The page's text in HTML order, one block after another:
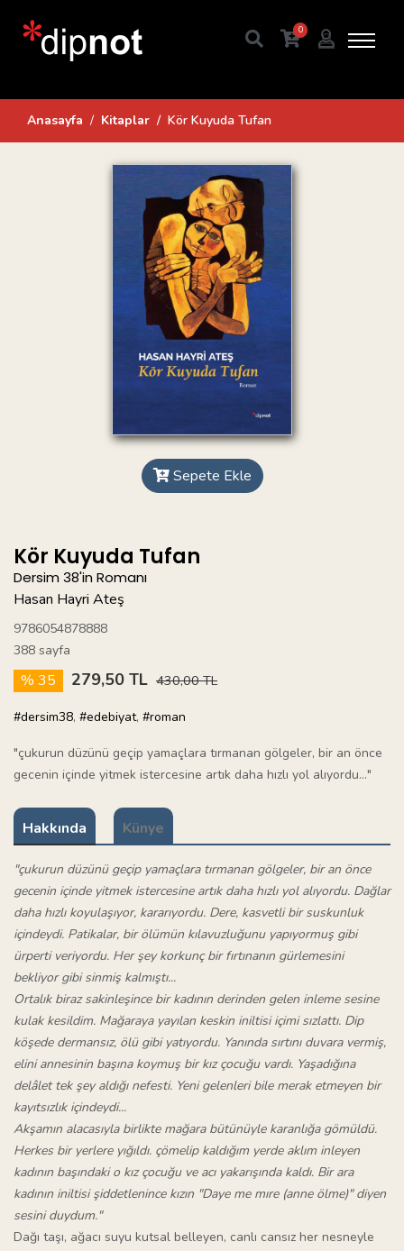
0
Anasayfa Kitaplar Kör Kuyuda Tufan
Sepete Ekle
Kör Kuyuda Tufan
Dersim 38'in Romanı
Hasan Hayri Ateş
9786054878888
388 sayfa
% 35 279,50 TL 430,00 TL
#dersim38, #edebiyat, #roman
"çukurun düzünü geçip yamaçlara tırmanan gölgeler, bir an önce
gecenin içinde yitmek istercesine artık daha hızlı yol alıyordu..."
Hakkında Künye
"çukurun düzünü geçip yamaçlara tırmanan gölgeler, bir an önce
gecenin içinde yitmek istercesine artık daha hızlı yol alıyordu. Dağlar
daha hızlı koyulaşıyor, kararıyordu. Dere, kasvetli bir suskunluk
içindeydi. Patikalar, bir ölümün kılavuzluğunu yapıyormuş gibi
ürperti veriyordu. Her şey korkunç bir fırtınanın gürlemesini
bekliyor gibi sinmiş kalmıştı...
Ortalık biraz sakinleşince bir kadının derinden gelen inleme sesine
kulak kesildim. Mağaraya yayılan keskin iniltisi içimi sızlattı. Dip
köşede dermansız, ölü gibi yatıyordu. Yanında sırtını duvara vermiş,
elini annesinin başına koymuş bir kız çocuğu vardı. Yaşadığına
delâlet tek şey aldığı nefesti. Yeni gelenleri bile merak etmeyen bir
kayıtsızlık içindeydi...
Akşamın alacasıyla birlikte mağara bütünüyle karanlığa gömüldü.
Herkes bir yerlere yığıldı. çömelip kaldığım yerde aklım inleyen
kadının başındaki o kız çocuğu ve acı yakarışında kaldı. Bir ara
kadının iniltisi şiddetlenince kızın "Daye me mıre (anne ölme)" diyen
sesini duydum."
Dağı taşı, ağacı suyu kutsal belleyen, canlı cansız her nesneyle